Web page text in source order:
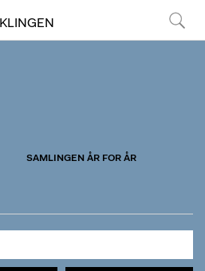
KLINGEN
SAMLINGEN ÅR FOR ÅR